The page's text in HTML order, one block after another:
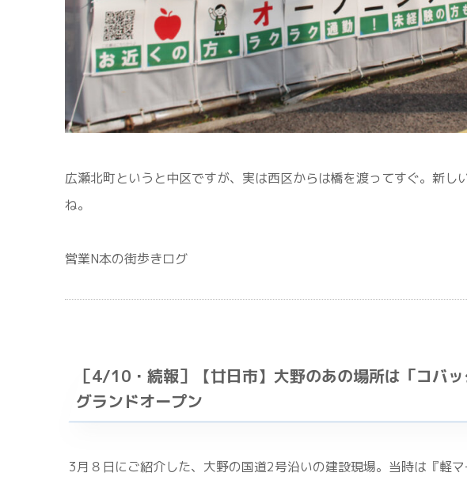
広瀬北町というと中区ですが、実は西区からは橋を渡ってすぐ。新し
ね。
営業N本の街歩きログ
［4/10・続報］【廿日市】大野のあの場所は「コバ
グランドオープン
3月８日にご紹介した、大野の国道2号沿いの建設現場。当時は『軽